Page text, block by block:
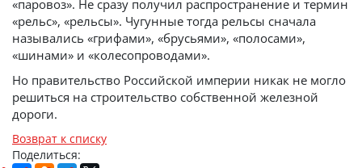
«паровоз». Не сразу получил распространение и термин
«рельс», «рельсы». Чугунные тогда рельсы сначала
назывались «грифами», «брусьями», «полосами»,
«шинами» и «колесопроводами».
Но правительство Российской империи никак не могло
решиться на строительство собственной железной
дороги.
Возврат к списку
Поделиться: